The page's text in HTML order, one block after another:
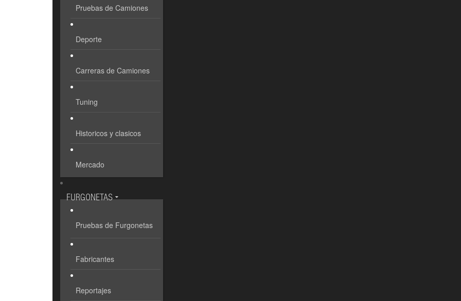
Pruebas de Camiones
Deporte
Carreras de Camiones
Tuning
Historicos y clasicos
Mercado
FURGONETAS
Pruebas de Furgonetas
Fabricantes
Reportajes